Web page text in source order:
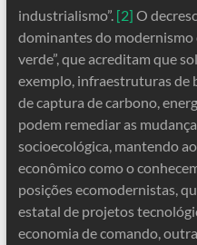
industrialismo”. [2] O
dominantes do modernismo
verde”, que acreditam que
exemplo, infraestruturas de
de captura de carbono,
podem remediar as
socioecológica, mantendo
econômico como o
posições ecomodernistas,
estatal de projetos
economia de comando,